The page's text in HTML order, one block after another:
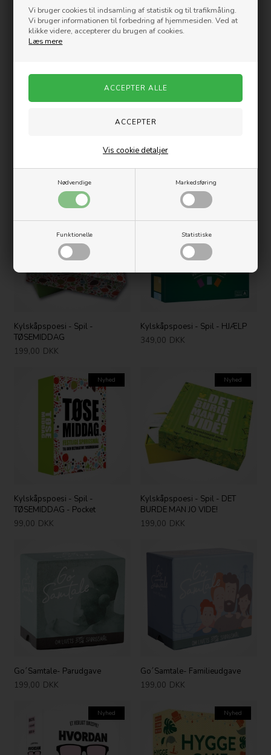
Vi bruger cookies til indsamling af statistik og til trafikmåling.
Vi bruger informationen til forbedring af hjemmesiden. Ved at
klikke videre, accepterer du brugen af cookies.
Læs mere
Nødvendige Markedsføring
Funktionelle Statistiske
Vis cookie detaljer
199,00 DKK
Nyhed
HYGGESPILLET
DKK
Kylskåpspoesi - QUIZ - SJOVT
DU SPØRGER
DKK
Kylskåpspoesi - Spil -
TØSEMIDDAG
199,00 DKK
Kylskåpspoesi - Spil - HJÆLP
349,00 DKK
Nyhed
Kylskåpspoesi - Spil -
TØSEMIDDAG - Pocket
99,00 DKK
Nyhed
Kylskåpspoesi - Spil - DET
BURDE MAN JO VIDE!
199,00 DKK
Go´Samtale- Parudgave
199,00 DKK
Go´Samtale- Familieudgave
199,00 DKK
Nyhed Nyhed